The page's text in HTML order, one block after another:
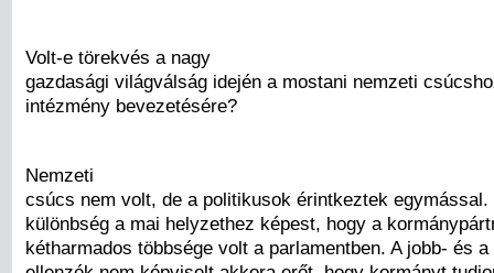
Volt-e törekvés a nagy
gazdasági világválság idején a mostani nemzeti
intézmény bevezetésére?
Nemzeti
csúcs nem volt, de a politikusok érintkeztek egymással.
különbség a mai helyzethez képest, hogy a
kétharmados többsége volt a parlamentben. A jobb- és a